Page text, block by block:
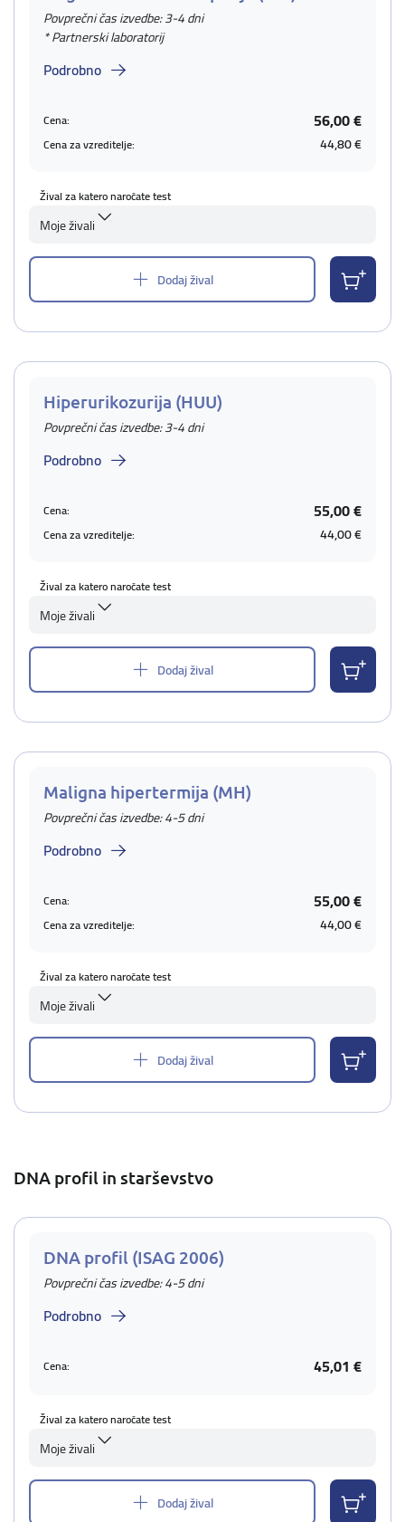
Povprečni čas izvedbe: 3-4 dni
* Partnerski laboratorij
Podrobno
Cena: 56,00 €
Cena za vzreditelje: 44,80 €
Žival za katero naročate test
Moje živali
Dodaj žival
Hiperurikozurija (HUU)
Povprečni čas izvedbe: 3-4 dni
Podrobno
Cena: 55,00 €
Cena za vzreditelje: 44,00 €
Žival za katero naročate test
Moje živali
Dodaj žival
Maligna hipertermija (MH)
Povprečni čas izvedbe: 4-5 dni
Podrobno
Cena: 55,00 €
Cena za vzreditelje: 44,00 €
Žival za katero naročate test
Moje živali
Dodaj žival
DNA profil in starševstvo
DNA profil (ISAG 2006)
Povprečni čas izvedbe: 4-5 dni
Podrobno
Cena: 45,01 €
Žival za katero naročate test
Moje živali
Dodaj žival